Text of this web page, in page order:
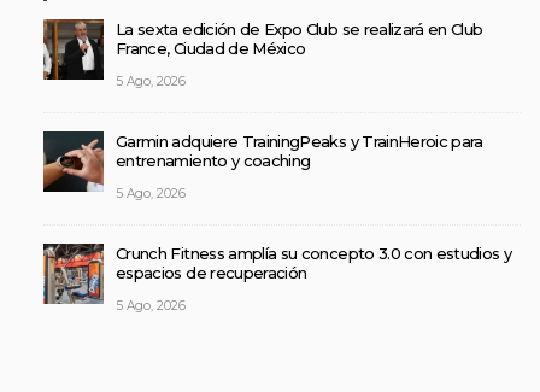
La sexta edición de Expo Club se realizará en Club
France, Ciudad de México
5 Ago, 2026
Garmin adquiere TrainingPeaks y TrainHeroic para
entrenamiento y coaching
5 Ago, 2026
Crunch Fitness amplía su concepto 3.0 con estudios y
espacios de recuperación
5 Ago, 2026